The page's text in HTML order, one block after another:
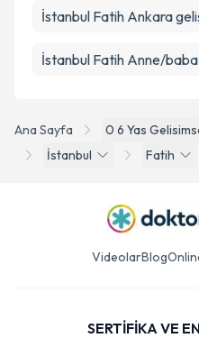
Ana Sayfa
0 6 Yas
İstanbul
Fatih
İstanbul Fatih Ankara
İstanbul Fatih Anne/
VideolarBlog
SERTİFİKA VE